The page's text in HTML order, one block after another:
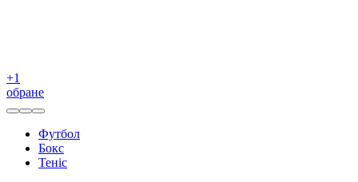
+1
обране
Футбол
Бокс
Теніс